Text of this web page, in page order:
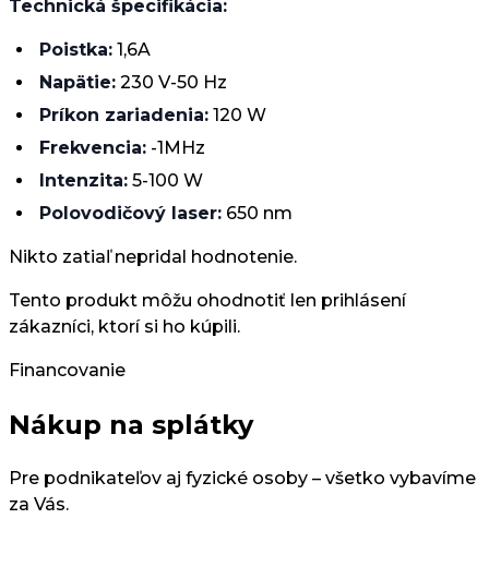
Technická špecifikácia:
Poistka: 1,6A
Napätie: 230 V-50 Hz
Príkon zariadenia: 120 W
Frekvencia: -1MHz
Intenzita: 5-100 W
Polovodičový laser: 650 nm
Nikto zatiaľ nepridal hodnotenie.
Tento produkt môžu ohodnotiť len prihlásení
zákazníci, ktorí si ho kúpili.
Financovanie
Nákup na splátky
Pre podnikateľov aj fyzické osoby – všetko vybavíme
za Vás.